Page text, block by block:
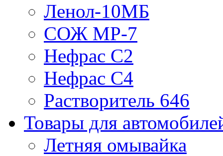
Ленол-10МБ
СОЖ МР-7
Нефрас С2
Нефрас С4
Растворитель 646
Товары для
Летняя омывайка